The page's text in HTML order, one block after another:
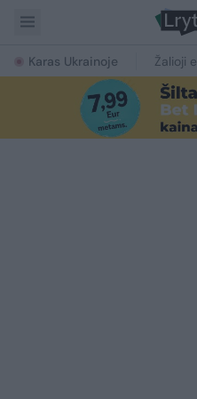
Karas Ukrainoje Žalioji